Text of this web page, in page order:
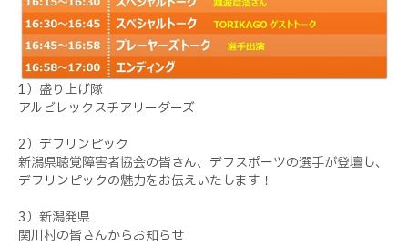
1）盛り上げ隊
アルビレックスチアリーダーズ
2）デフリンピック
新潟県聴覚障害者協会の皆さん、デフスポーツの選手が登壇し、
デフリンピックの魅力をお伝えいたします！
3）新潟発県
関川村の皆さんからお知らせ